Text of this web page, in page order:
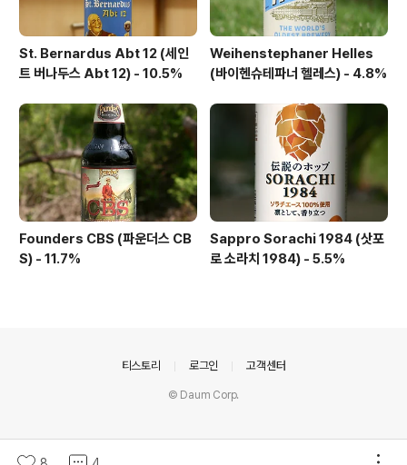
St. Bernardus Abt 12 (세인
트 버나두스 Abt 12) - 10.5%
Weihenstephaner Helles
(바이헨슈테파너 헬레스) - 4.8%
Founders CBS (파운더스 CB
S) - 11.7%
Sappro Sorachi 1984 (삿포
로 소라치 1984) - 5.5%
티스토리 로그인 고객센터
© Daum Corp.